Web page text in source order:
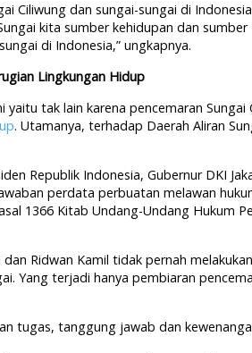
Ciliwung dan sungai-sungai di
kita sumber kehidupan dan sumber
di Indonesia,” ungkapnya.
Lingkungan Hidup
tak lain karena pencemaran Sungai
. Utamanya, terhadap Daerah Aliran
Republik Indonesia, Gubernur DKI
perdata perbuatan melawan
1366 Kitab Undang-Undang Hukum
Ridwan Kamil tidak pernah
Yang terjadi hanya pembiaran
tugas, tanggung jawab dan